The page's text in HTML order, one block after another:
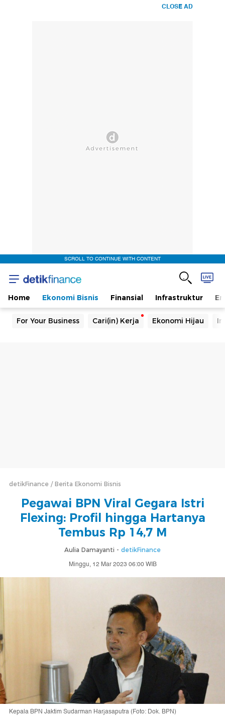
CLOSE AD
SCROLL TO CONTINUE WITH CONTENT
Home Ekonomi Bisnis Finansial Infrastruktur
For Your Business Cari(in) Kerja Ekonomi Hijau
detikFinance Berita Ekonomi Bisnis
Pegawai BPN Viral Gegara Istri
Flexing: Profil hingga Hartanya
Tembus Rp 14,7 M
Aulia Damayanti - detikFinance
Minggu, 12 Mar 2023 06:00 WIB
Kepala BPN Jaktim Sudarman Harjasaputra (Foto: Dok. BPN)